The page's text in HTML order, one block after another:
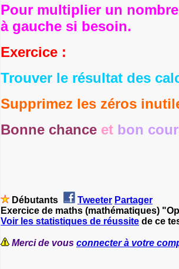
Pour multiplier un
à gauche si besoin.
Exercice :
Trouver le résultat des
Supprimez les zéros
Bonne chance et bon
Débutants Tweeter Partager
Exercice de maths (mathématiques)
Voir les statistiques de réussite de ce
Merci de vous connecter à votre